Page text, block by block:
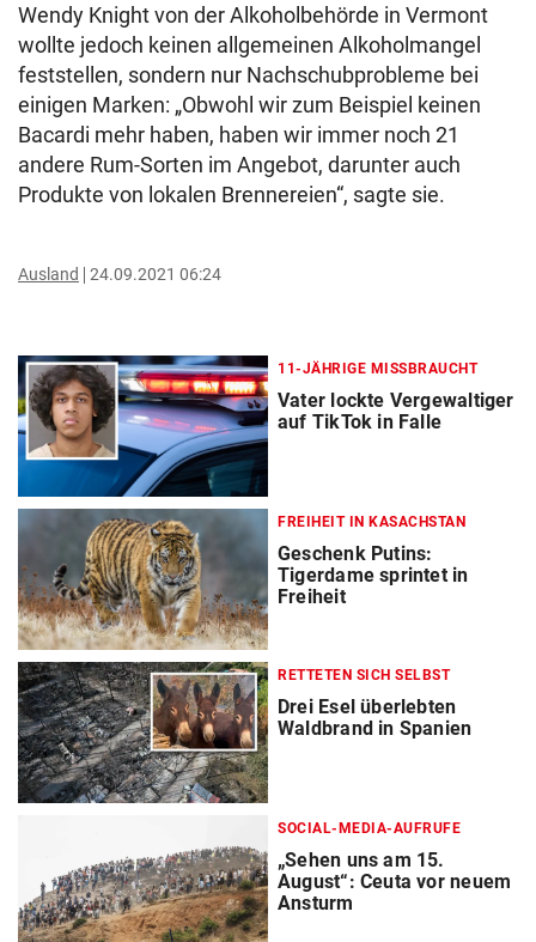
Wendy Knight von der Alkoholbehörde in Vermont
wollte jedoch keinen allgemeinen Alkoholmangel
feststellen, sondern nur Nachschubprobleme bei
einigen Marken: „Obwohl wir zum Beispiel keinen
Bacardi mehr haben, haben wir immer noch 21
andere Rum-Sorten im Angebot, darunter auch
Produkte von lokalen Brennereien“, sagte sie.
Ausland 24.09.2021 06:24
11-JÄHRIGE MISSBRAUCHT
Vater lockte Vergewaltiger
auf TikTok in Falle
FREIHEIT IN KASACHSTAN
Geschenk Putins:
Tigerdame sprintet in
Freiheit
RETTETEN SICH SELBST
Drei Esel überlebten
Waldbrand in Spanien
SOCIAL-MEDIA-AUFRUFE
„Sehen uns am 15.
August“: Ceuta vor neuem
Ansturm